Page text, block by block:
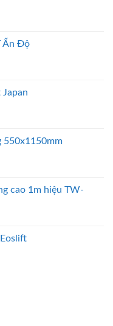
Ấn Độ
550x1150mm
cao 1m hiệu TW-